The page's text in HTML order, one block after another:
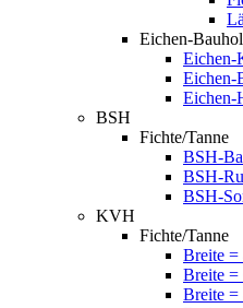
Eichen-
Eichen-
Eichen-
Eichen-
BSH
Fichte/Tanne
BSH-
BSH-
BSH-
KVH
Fichte/Tanne
Breite =
Breite =
Breite =